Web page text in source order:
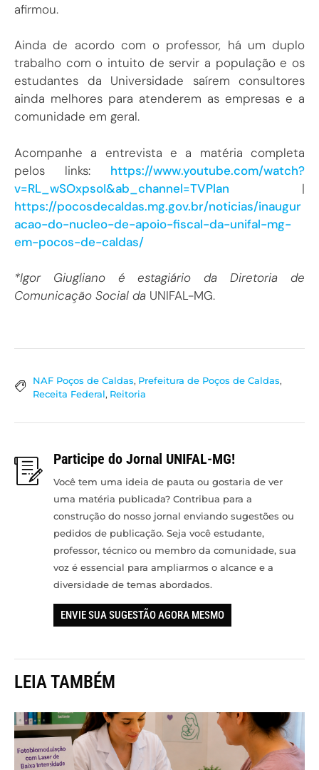
afirmou.
Ainda de acordo com o professor, há um duplo
trabalho com o intuito de servir a população e os
estudantes da Universidade saírem consultores
ainda melhores para atenderem as empresas e a
comunidade em geral.
Acompanhe a entrevista e a matéria completa
pelos links: https://www.youtube.com/watch?
v=RL_wSOxpsoI&ab_channel=TVPlan |
https://pocosdecaldas.mg.gov.br/noticias/inaugur
acao-do-nucleo-de-apoio-fiscal-da-unifal-mg-
em-pocos-de-caldas/
*Igor Giugliano é estagiário da Diretoria de
Comunicação Social da UNIFAL-MG.
NAF Poços de Caldas, Prefeitura de Poços de Caldas,
Receita Federal, Reitoria
Participe do Jornal UNIFAL-MG!
Você tem uma ideia de pauta ou gostaria de ver
uma matéria publicada? Contribua para a
construção do nosso jornal enviando sugestões ou
pedidos de publicação. Seja você estudante,
professor, técnico ou membro da comunidade, sua
voz é essencial para ampliarmos o alcance e a
diversidade de temas abordados.
ENVIE SUA SUGESTÃO AGORA MESMO
LEIA TAMBÉM